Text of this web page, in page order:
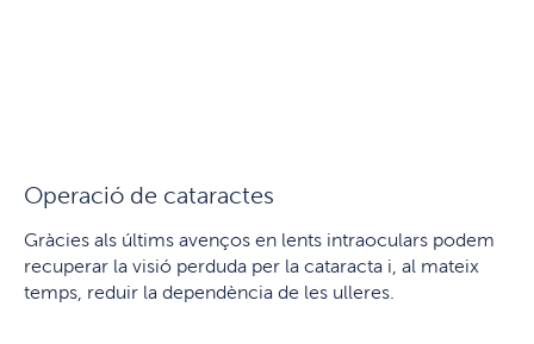
Operació de cataractes
Gràcies als últims avenços en lents intraoculars podem
recuperar la visió perduda per la cataracta i, al mateix
temps, reduir la dependència de les ulleres.